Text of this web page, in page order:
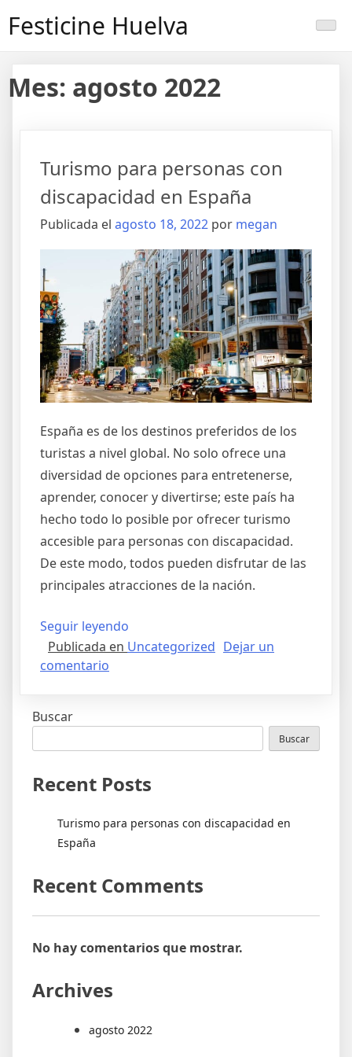
Festicine Huelva
Mes: agosto 2022
Turismo para personas con
discapacidad en España
Publicada el agosto 18, 2022 por megan
España es de los destinos preferidos de los
turistas a nivel global. No solo ofrece una
diversidad de opciones para entretenerse,
aprender, conocer y divertirse; este país ha
hecho todo lo posible por ofrecer turismo
accesible para personas con discapacidad.
De este modo, todos pueden disfrutar de las
principales atracciones de la nación.
Seguir leyendo
para
España»
Publicada en Uncategorized Dejar un
comentario
en
España
Buscar
Buscar
Recent Posts
Turismo para personas con discapacidad en
España
Recent Comments
No hay comentarios que mostrar.
Archives
agosto 2022